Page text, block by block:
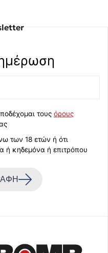
τους όρους
των 18 ετών ή ότι
ή κηδεμόνα ή επιτρόπου